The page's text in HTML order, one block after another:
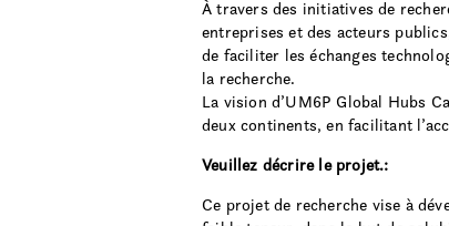
À travers des initiatives de
entreprises et des acteurs
de faciliter les échanges
la recherche.
La vision d’UM6P Global Hubs
deux continents, en facilitant
Veuillez décrire le projet.:
Ce projet de recherche vise à